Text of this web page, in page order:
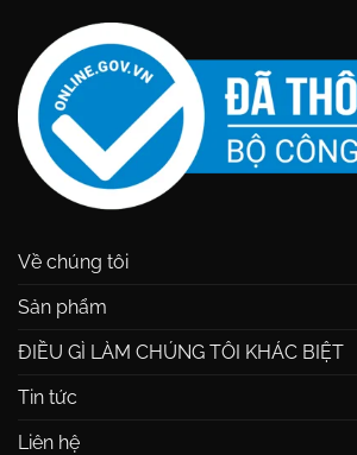
Về chúng tôi
Sản phẩm
ĐIỀU GÌ LÀM CHÚNG TÔI KHÁC BIỆT
Tin tức
Liên hệ